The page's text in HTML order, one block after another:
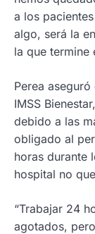
a los
algo, será la
la que termine
Perea
IMSS
debido a las
obligado al
horas durante
hospital no
“Trabajar 24
agotados,